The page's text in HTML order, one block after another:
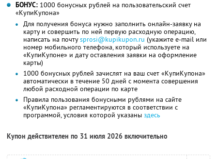
БОНУС: 1000 бонусных рублей на пользовательский счет
«КупиКупона»
Для получения бонуса нужно заполнить онлайн-заявку на
карту и совершить по ней первую расходную операцию,
написать на почтуsprosi@kupikupon.ru (укажите e-mail или
номер мобильного телефона, который используете на
«КупиКупоне» и дату оставления заявки на оформление
карты)
1000 бонусных рублей зачислят на ваш счет «КупиКупона»
автоматически в течение 50 дней с момента совершения
любой расходной операции по карте
Правила пользования бонусными рублями на сайте
«КупиКупона» регламентируются в соответствии с
программой, условия которой указаны здесь
Купон действителен по 31 июля 2026 включительно